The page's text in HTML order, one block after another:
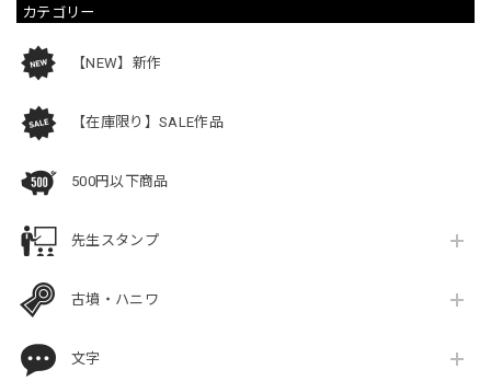
カテゴリー
【NEW】新作
【在庫限り】SALE作品
500円以下商品
先生スタンプ
古墳・ハニワ
文字